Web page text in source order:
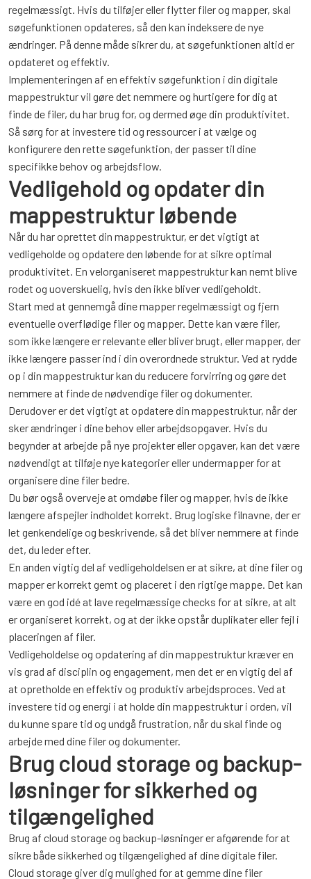
regelmæssigt. Hvis du tilføjer eller flytter filer og mapper, skal
søgefunktionen opdateres, så den kan indeksere de nye
ændringer. På denne måde sikrer du, at søgefunktionen altid er
opdateret og effektiv.
Implementeringen af en effektiv søgefunktion i din digitale
mappestruktur vil gøre det nemmere og hurtigere for dig at
finde de filer, du har brug for, og dermed øge din produktivitet.
Så sørg for at investere tid og ressourcer i at vælge og
konfigurere den rette søgefunktion, der passer til dine
specifikke behov og arbejdsflow.
Vedligehold og opdater din
mappestruktur løbende
Når du har oprettet din mappestruktur, er det vigtigt at
vedligeholde og opdatere den løbende for at sikre optimal
produktivitet. En velorganiseret mappestruktur kan nemt blive
rodet og uoverskuelig, hvis den ikke bliver vedligeholdt.
Start med at gennemgå dine mapper regelmæssigt og fjern
eventuelle overflødige filer og mapper. Dette kan være filer,
som ikke længere er relevante eller bliver brugt, eller mapper, der
ikke længere passer ind i din overordnede struktur. Ved at rydde
op i din mappestruktur kan du reducere forvirring og gøre det
nemmere at finde de nødvendige filer og dokumenter.
Derudover er det vigtigt at opdatere din mappestruktur, når der
sker ændringer i dine behov eller arbejdsopgaver. Hvis du
begynder at arbejde på nye projekter eller opgaver, kan det være
nødvendigt at tilføje nye kategorier eller undermapper for at
organisere dine filer bedre.
Du bør også overveje at omdøbe filer og mapper, hvis de ikke
længere afspejler indholdet korrekt. Brug logiske filnavne, der er
let genkendelige og beskrivende, så det bliver nemmere at finde
det, du leder efter.
En anden vigtig del af vedligeholdelsen er at sikre, at dine filer og
mapper er korrekt gemt og placeret i den rigtige mappe. Det kan
være en god idé at lave regelmæssige checks for at sikre, at alt
er organiseret korrekt, og at der ikke opstår duplikater eller fejl i
placeringen af filer.
Vedligeholdelse og opdatering af din mappestruktur kræver en
vis grad af disciplin og engagement, men det er en vigtig del af
at opretholde en effektiv og produktiv arbejdsproces. Ved at
investere tid og energi i at holde din mappestruktur i orden, vil
du kunne spare tid og undgå frustration, når du skal finde og
arbejde med dine filer og dokumenter.
Brug cloud storage og backup-
løsninger for sikkerhed og
tilgængelighed
Brug af cloud storage og backup-løsninger er afgørende for at
sikre både sikkerhed og tilgængelighed af dine digitale filer.
Cloud storage giver dig mulighed for at gemme dine filer